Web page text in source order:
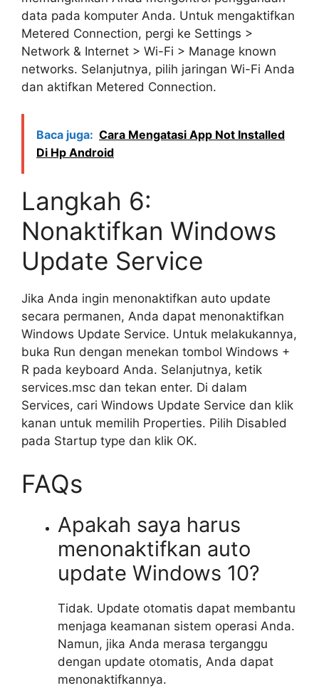
data pada komputer Anda. Untuk mengaktifkan
Metered Connection, pergi ke Settings >
Network & Internet > Wi-Fi > Manage known
networks. Selanjutnya, pilih jaringan Wi-Fi Anda
dan aktifkan Metered Connection.
Baca juga: Cara Mengatasi App Not Installed
Di Hp Android
Langkah 6:
Nonaktifkan Windows
Update Service
Jika Anda ingin menonaktifkan auto update
secara permanen, Anda dapat menonaktifkan
Windows Update Service. Untuk melakukannya,
buka Run dengan menekan tombol Windows +
R pada keyboard Anda. Selanjutnya, ketik
services.msc dan tekan enter. Di dalam
Services, cari Windows Update Service dan klik
kanan untuk memilih Properties. Pilih Disabled
pada Startup type dan klik OK.
FAQs
Apakah saya harus
menonaktifkan auto
update Windows 10?
Tidak. Update otomatis dapat membantu
menjaga keamanan sistem operasi Anda.
Namun, jika Anda merasa terganggu
dengan update otomatis, Anda dapat
menonaktifkannya.